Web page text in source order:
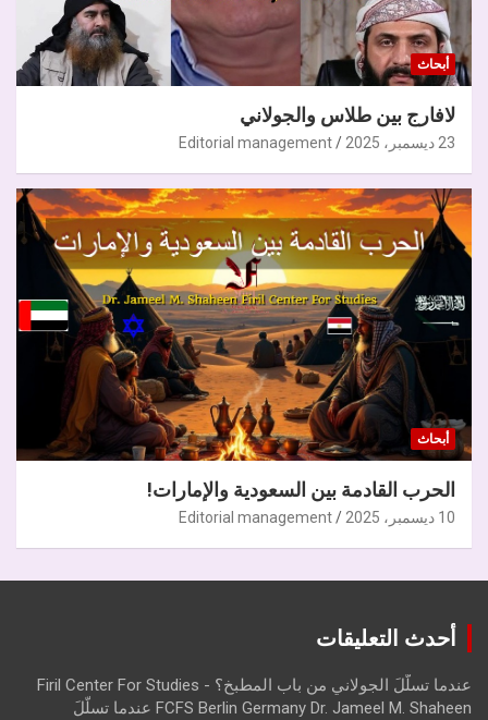
أبحاث
لافارج بين طلاس والجولاني
23 ديسمبر، 2025 Editorial management
أبحاث
الحرب القادمة بين السعودية والإمارات!
10 ديسمبر، 2025 Editorial management
أحدث التعليقات
عندما تسلّلَ الجولاني من باب المطبخ؟ - Firil Center For Studies
FCFS Berlin Germany Dr. Jameel M. Shaheen عندما تسلّلَ